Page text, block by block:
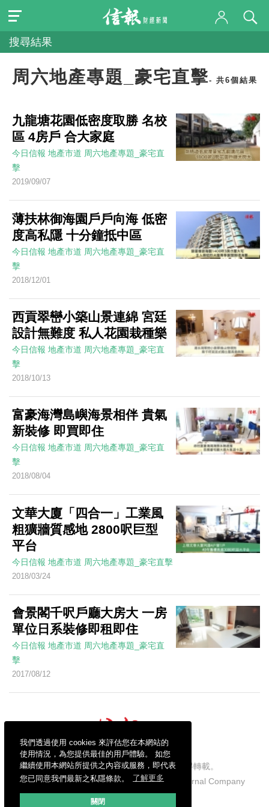
我們透過使用 cookies 來評估您在本網站的
使用情況，為您提供最佳的用戶體驗。 如您
繼續使用本網站所提供之內容或服務，即代表
您已同意我們最新之私隱條款。
了解更多
關閉
搜尋結果
周六地產專題_豪宅直擊- 共6個結果
九龍塘花園低密度取勝 名校
區 4房戶 合大家庭
今日信報 地產市道 周六地產專題_豪宅直
擊
2019/09/07
薄扶林御海園戶戶向海 低密
度高私隱 十分鐘抵中區
今日信報 地產市道 周六地產專題_豪宅直
擊
2018/12/01
西貢翠巒小築山景連綿 宮廷
設計無難度 私人花園栽種樂
今日信報 地產市道 周六地產專題_豪宅直
擊
2018/10/13
富豪海灣島嶼海景相伴 貴氣
新裝修 即買即住
今日信報 地產市道 周六地產專題_豪宅直
擊
2018/08/04
文華大廈「四合一」工業風
粗獷牆質感地 2800呎巨型
平台
今日信報 地產市道 周六地產專題_豪宅直擊
2018/03/24
會景閣千呎戶廳大房大 一房
單位日系裝修即租即住
今日信報 地產市道 周六地產專題_豪宅直
擊
2017/08/12
信報財經新聞有限公司版權所有，不得轉載。
Copyright © 2026 Hong Kong Economic Journal Company
Limited. All rights reserved.